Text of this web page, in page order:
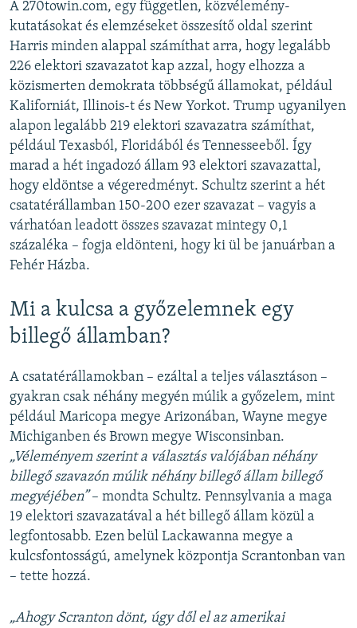
A 270towin.com, egy független, közvélemény-
kutatásokat és elemzéseket összesítő oldal szerint
Harris minden alappal számíthat arra, hogy legalább
226 elektori szavazatot kap azzal, hogy elhozza a
közismerten demokrata többségű államokat, például
Kaliforniát, Illinois-t és New Yorkot. Trump ugyanilyen
alapon legalább 219 elektori szavazatra számíthat,
például Texasból, Floridából és Tennesseeből. Így
marad a hét ingadozó állam 93 elektori szavazattal,
hogy eldöntse a végeredményt. Schultz szerint a hét
csatatérállamban 150-200 ezer szavazat – vagyis a
várhatóan leadott összes szavazat mintegy 0,1
százaléka – fogja eldönteni, hogy ki ül be januárban a
Fehér Házba.
Mi a kulcsa a győzelemnek egy
billegő államban?
A csatatérállamokban – ezáltal a teljes választáson –
gyakran csak néhány megyén múlik a győzelem, mint
például Maricopa megye Arizonában, Wayne megye
Michiganben és Brown megye Wisconsinban.
„Véleményem szerint a választás valójában néhány
billegő szavazón múlik néhány billegő állam billegő
megyéjében”– mondta Schultz. Pennsylvania a maga
19 elektori szavazatával a hét billegő állam közül a
legfontosabb. Ezen belül Lackawanna megye a
kulcsfontosságú, amelynek központja Scrantonban van
– tette hozzá.
„Ahogy Scranton dönt, úgy dől el az amerikai